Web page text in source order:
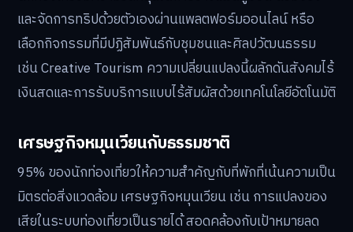
และจัดการทริปด้วยตัวเองผ่านแพลตฟอร์มออนไลน์ หรือ
เลือกกิจกรรมที่มีปฏิสัมพันธ์กับชุมชนและศิลปวัฒนธรรม
เช่น Creative Tourism ความเปลี่ยนแปลงนี้ผลักดันสังคมไร้
เงินสดและการรับบริการแบบไร้สัมผัสด้วยเทคโนโลยีอัตโนมัติ
เศรษฐกิจหมุนเวียนกับธรรมชาติ
95% ของนักท่องเที่ยวให้ความสำคัญกับที่พักที่เน้นความเป็น
มิตรต่อสิ่งแวดล้อม เศรษฐกิจหมุนเวียน เช่น การแปลงของ
เสียในระบบท่องเที่ยวเป็นรายได้ สอดคล้องกับเป้าหมายลด